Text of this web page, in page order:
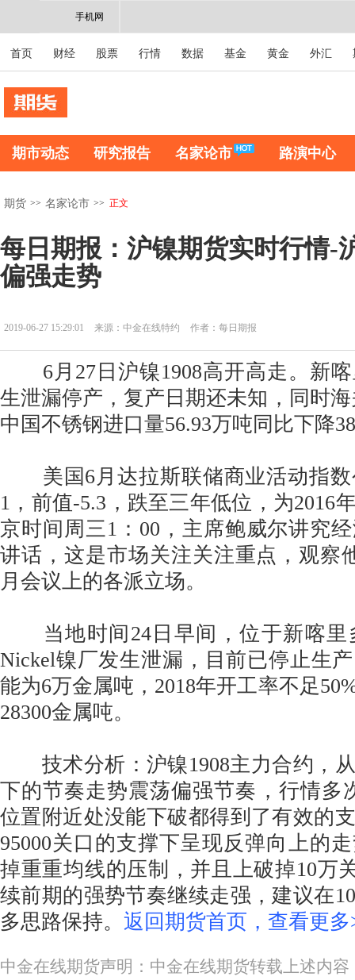
手机网
首页 财经 股票 行情 数据 基金 黄金 外汇
期市动态 研究报告 名家论市 路演中心
期货 >> 名家论市 >> 正文
每日期报：沪镍期货实时行情-
偏强走势
2019-06-27 15:29:01 来源：中金在线特约 作者：每日期报
6月27日沪镍1908高开高走。新喀
生泄漏停产，复产日期还未知，同时
中国不锈钢进口量56.93万吨同比下降
美国6月达拉斯联储商业活动指数
1，前值-5.3，跌至三年低位，为2016
京时间周三1：00，主席鲍威尔讲究
讲话，这是市场关注关注重点，观察
月会议上的各派立场。
当地时间24日早间，位于新喀里
Nickel镍厂发生泄漏，目前已停止生
能为6万金属吨，2018年开工率不足
28300金属吨。
技术分析：沪镍1908主力合约，
下的节奏走势震荡偏强节奏，行情多
位置附近处没能下破都得到了有效的
95000关口的支撑下呈现反弹向上的
掉重重均线的压制，并且上破掉10万
续前期的强势节奏继续走强，建议在
多思路保持。 返回期货首页，查看更多
中金在线期货声明：中金在线期货转载上述内